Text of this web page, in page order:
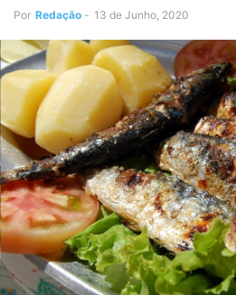
Por Redação - 13 de Junho, 2020